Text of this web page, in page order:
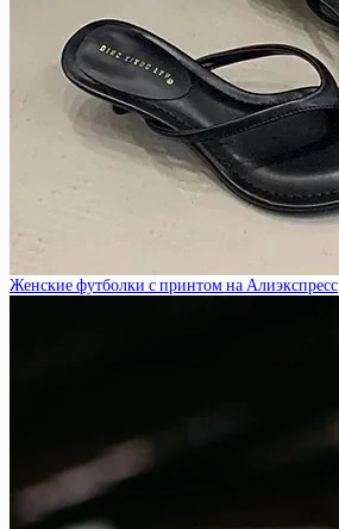
Женские футболки с принтом на Алиэкспресс